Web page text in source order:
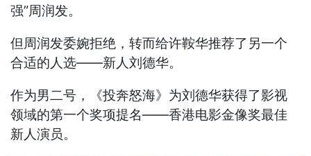
强”周润发。
但周润发委婉拒绝，转而给许鞍华推荐了另一个
合适的人选——新人刘德华。
作为男二号，《投奔怒海》为刘德华获得了影视
领域的第一个奖项提名——香港电影金像奖最佳
新人演员。